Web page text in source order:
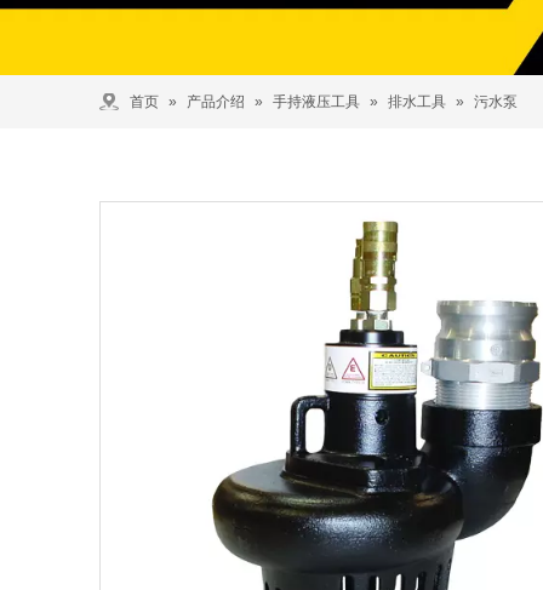
首页 » 产品介绍 » 手持液压工具 » 排水工具 » 污水泵